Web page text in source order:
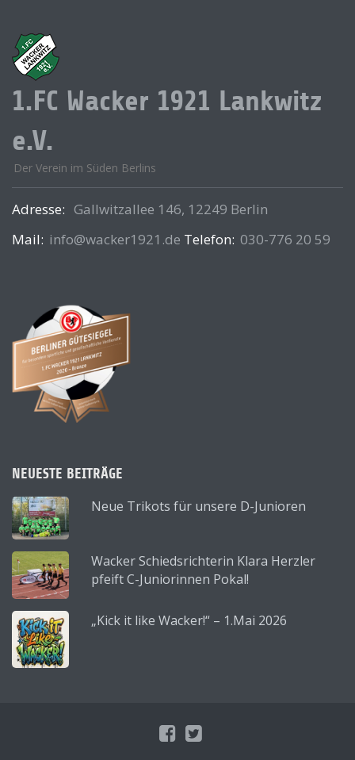
1.FC Wacker 1921 Lankwitz
e.V.
Der Verein im Süden Berlins
Adresse: Gallwitzallee 146, 12249 Berlin
Mail: info@wacker1921.de Telefon: 030-776 20 59
NEUESTE BEITRÄGE
Neue Trikots für unsere D-Junioren
Wacker Schiedsrichterin Klara Herzler
pfeift C-Juniorinnen Pokal!
„Kick it like Wacker!“ – 1.Mai 2026